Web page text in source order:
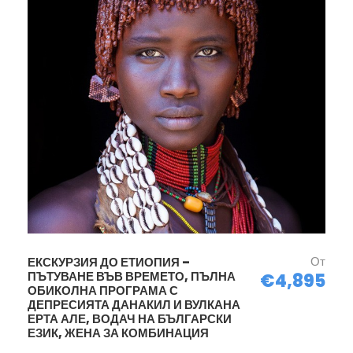
ЕКСКУРЗИЯ ДО ЕТИОПИЯ –
ПЪТУВАНЕ ВЪВ ВРЕМЕТО, ПЪЛНА
ОБИКОЛНА ПРОГРАМА С
ДЕПРЕСИЯТА ДАНАКИЛ И ВУЛКАНА
ЕРТА АЛЕ, ВОДАЧ НА БЪЛГАРСКИ
ЕЗИК, ЖЕНА ЗА КОМБИНАЦИЯ
От
€4,895